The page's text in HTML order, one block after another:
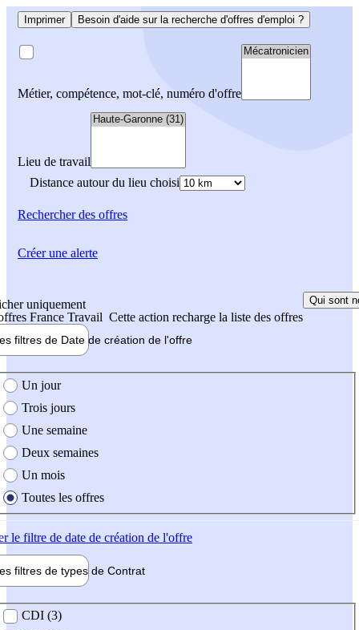
Imprimer Besoin d'aide sur la recherche d'offres d'emploi ?
Métier, compétence, mot-clé, numéro d'offre
Lieu de travail
Distance autour du lieu choisi
Rechercherdes offres
uniquement
France Travail Cette action recharge la liste des offres
Qui sont
filtres de Date de création de l'offre
création de l'offre
Un jour
Trois jours
Une semaine
Deux semaines
Un mois
Toutes les offres
le filtre de date de création de l'offre
filtres de types de Contrat
contrat
CDI (3)
Créer une alerte